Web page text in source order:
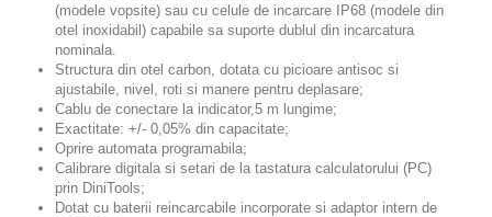
(modele vopsite) sau cu celule de incarcare IP68 (modele din
otel inoxidabil) capabile sa suporte dublul din incarcatura
nominala.
Structura din otel carbon, dotata cu picioare antisoc si
ajustabile, nivel, roti si manere pentru deplasare;
Cablu de conectare la indicator,5 m lungime;
Exactitate: +/- 0,05% din capacitate;
Oprire automata programabila;
Calibrare digitala si setari de la tastatura calculatorului (PC)
prin DiniTools;
Dotat cu baterii reincarcabile incorporate si adaptor intern de